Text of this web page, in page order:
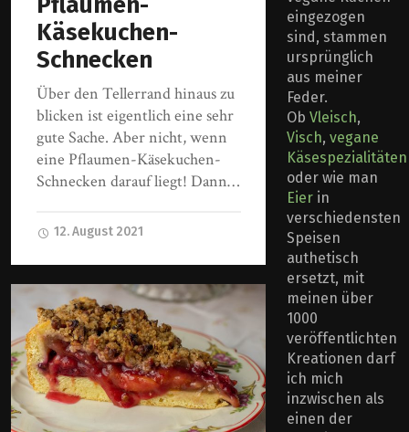
Käsekuchen-
Schnecken
Über den Tellerrand hinaus zu
blicken ist eigentlich eine sehr
gute Sache. Aber nicht, wenn
eine Pflaumen-Käsekuchen-
Schnecken darauf liegt! Dann…
12. August 2021
eingezogen
sind, stammen
ursprünglich
aus meiner
Feder.
Ob Vleisch,
Visch, vegane
Käsespezialitäten
oder wie man
Eierin
verschiedensten
Speisen
authetisch
ersetzt, mit
meinen über
1000
veröffentlichten
Kreationen darf
ich mich
inzwischen als
einen der